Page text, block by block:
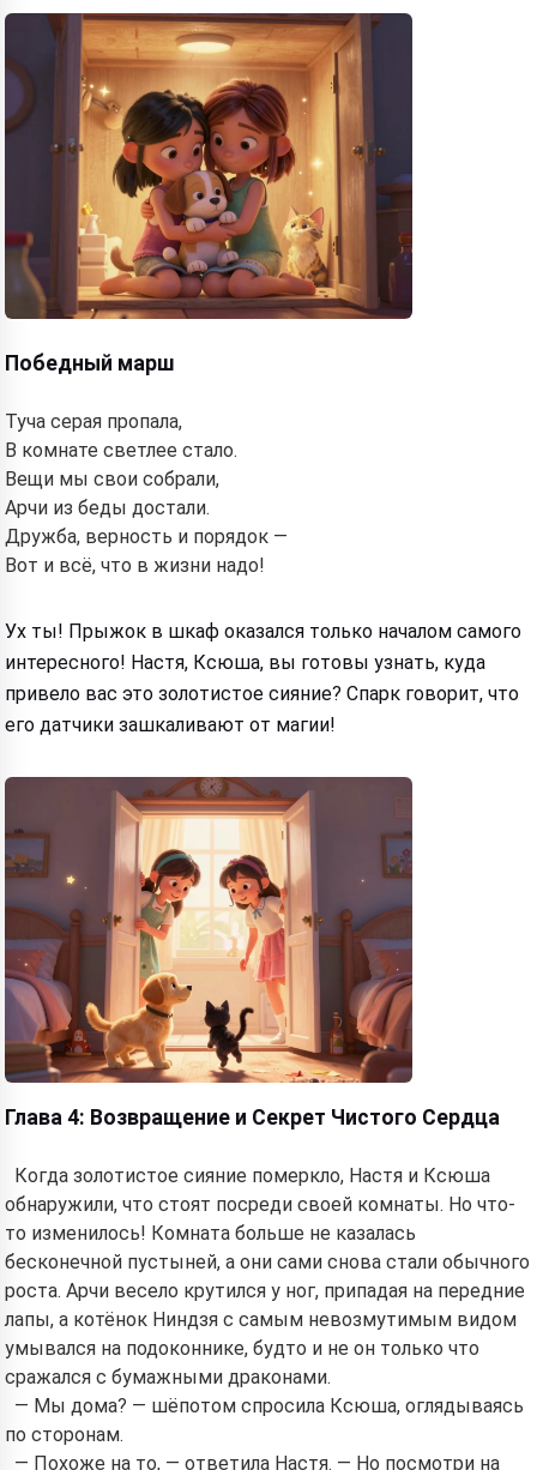
Победный марш
Туча серая пропала,
В комнате светлее стало.
Вещи мы свои собрали,
Арчи из беды достали.
Дружба, верность и порядок —
Вот и всё, что в жизни надо!
Ух ты! Прыжок в шкаф оказался только началом самого
интересного! Настя, Ксюша, вы готовы узнать, куда
привело вас это золотистое сияние? Спарк говорит, что
его датчики зашкаливают от магии!
Глава 4: Возвращение и Секрет Чистого Сердца
Когда золотистое сияние померкло, Настя и Ксюша
обнаружили, что стоят посреди своей комнаты. Но что-
то изменилось! Комната больше не казалась
бесконечной пустыней, а они сами снова стали обычного
роста. Арчи весело крутился у ног, припадая на передние
лапы, а котёнок Ниндзя с самым невозмутимым видом
умывался на подоконнике, будто и не он только что
сражался с бумажными драконами.
— Мы дома? — шёпотом спросила Ксюша, оглядываясь
по сторонам.
— Похоже на то, — ответила Настя. — Но посмотри на